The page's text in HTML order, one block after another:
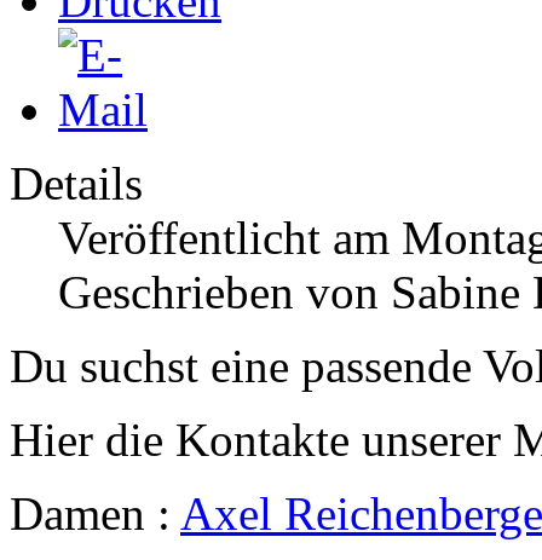
Details
Veröffentlicht am
Geschrieben von
Du suchst eine passende
Hier die Kontakte unserer
Damen : Axel